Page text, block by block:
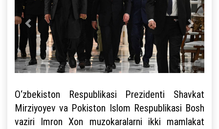
O‘zbekiston Respublikasi Prezidenti Shavkat
Mirziyoyev va Pokiston Islom Respublikasi Bosh
vaziri Imron Xon muzokaralarni ikki mamlakat